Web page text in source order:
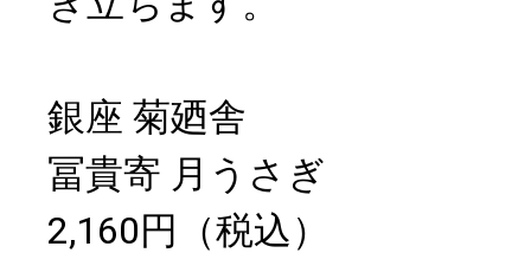
銀座 菊廼舎
冨貴寄 月うさぎ
2,160円（税込）